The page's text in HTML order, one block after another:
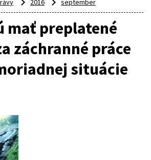
2016 september
mať preplatené
záchranné práce
situácie